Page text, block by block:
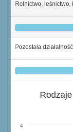
Rolnictwo, leśnictwo,
Pozostała działalność
4